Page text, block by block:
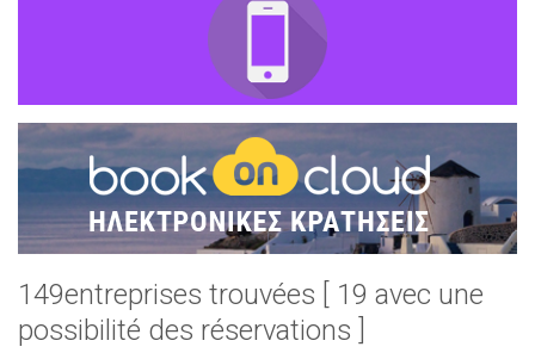
149entreprises trouvées [ 19 avec une
possibilité des réservations ]